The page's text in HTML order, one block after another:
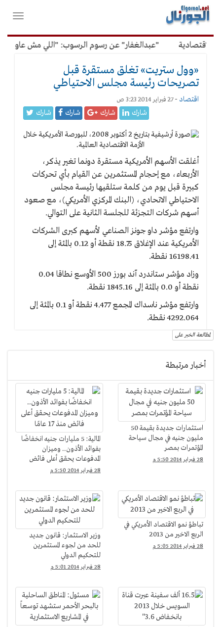
القائمة
الرئيسية
فتح
"عبدالغفار" عن رسوم الرسوب: "اللي مش عاوز
«وول ستريت» تغلق مستقرة قبل
تصريحات رئيسة مجلس الاحتياطي
اقتصاد -27 فبراير 2014 3:23 ص
شارك شارك شارك شارك
أغلقت الأسهم الأمريكية مستقرة دونما تغير يذكر،
الأربعاء، مع إحجام المستثمرين عن القيام بأي تحركات
كبيرة قبل يوم من كلمة ستلقيها رئيسة مجلس
الاحتياطي الاتحادي، (البنك المركزي الأمريكي)، مع صعود
أسهم شركات التجزئة للجلسة الثانية على التوالي.
وارتفع مؤشر داو جونز الصناعي لأسهم كبرى الشركات
الأمريكية عند الإغلاق 18.75 نقطة أو 0.12 بالمئة إلى
16198.41 نقطة.
وزاد مؤشر ستاندرد آند بورز 500 الأوسع نطاقا 0.04
نقطة أو 0.0 بالمئة إلى 1845.16 نقطة.
وارتفع مؤشر ناسداك المجمع 4.477 نقطة أو 0.1 بالمئة إلى
4292.064 نقطة.
لمطالعة الخبر على
أخبار مرتبطة
استثمارات جديدة بقيمة 50
مليون جنيه في مجال سياحة
المؤتمرات بمصر
28 فبراير 2014 5:50 م
المالية: 5 مليارات جنيه انخفاضًا
بفوائد الأذون.. وميزان
المدفوعات يحقق أعلى فائض
منذ 17 عامًا
28 فبراير 2014 5:50 م
تباطؤ نمو الاقتصاد الأمريكي في
الربع الاخير من 2013
28 فبراير 2014 5:05 م
وزير الاستثمار: قانون جديد
للحد من لجوء المستثمرين
للتحكيم الدولي
28 فبراير 2014 5:01 م